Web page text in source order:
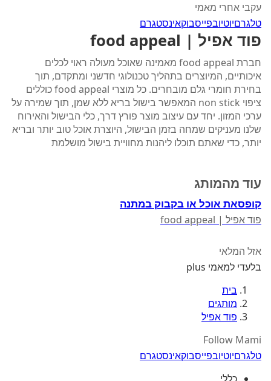
עקבי אחרי מאמי
טלגרםיוטיובפייסבוקאינסטגרם
פוד אפיל | food appeal
חברת food appeal מאמינה שאוכל מעולה ראוי לכלים
איכותיים, המיוצרים בתהליך טכנולוגי חדשני ומתקדם, תוך
בחירת חומרי גלם מובחרים. כל מוצרי food appeal כוללים
ציפוי non stick המאפשר בישול בריא ללא שמן, תוך שמירה על
ערכי המזון. יחד עם עיצוב מוצר פורץ דרך, כלי הבישול והאירוח
שלנו מעניקים שמחה בזמן הבישול, היוצרת אוכל טוב יותר ובריא
יותר, כדי שאתם תוכלו ליהנות מחוויית בישול מושלמת
עוד מהמותג
קופסאת אוכל או בקבוק במתנה
פוד אפיל | food appeal
אזל המלאי
בלעדי למאמי plus
בית
מותגים
פוד אפיל
Follow Mami
טלגרםיוטיובפייסבוקאינסטגרם